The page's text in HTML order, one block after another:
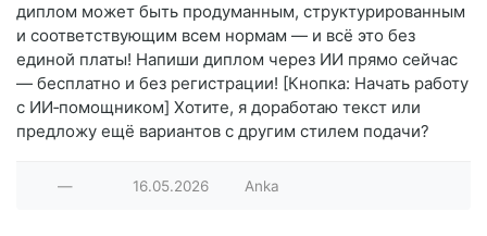
диплом может быть продуманным, структурированным
и соответствующим всем нормам — и всё это без
единой платы! Напиши диплом через ИИ прямо сейчас
— бесплатно и без регистрации! [Кнопка: Начать работу
с ИИ‑помощником] Хотите, я доработаю текст или
предложу ещё вариантов с другим стилем подачи?
— 16.05.2026 Anka